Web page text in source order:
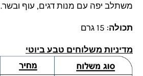
משתלב יפה עם מנות דגים, עוף ובשר.
תכולה: 15 גרם
מדיניות משלוחים טבע ביוטי